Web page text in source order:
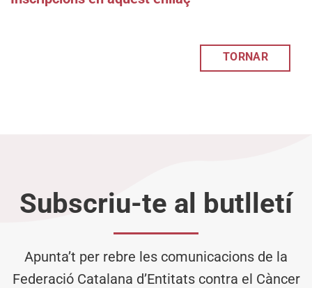
TORNAR
Subscriu-te al butlletí
Apunta’t per rebre les comunicacions de la
Federació Catalana d’Entitats contra el Càncer